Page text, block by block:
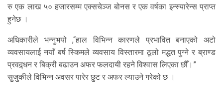
रु एक लाख ५० हजारसम्म एक्सचेञ्ज बोनस र एक वर्षका इन्स्यारेन्स प्राप्त
हुनेछ ।
अधिकारीले भन्नुभयो ,“हाल विभिन्न कारणले प्रभावित बनाएको अटो
व्यवसायलाई नयाँ बर्ष स्किमले व्यवसाय विस्तारमा ठूलो मद्धत पुग्ने र ब्राण्ड
प्रवद्र्धन र बिक्री बढाउन अफर फलदायी रहने विश्वास लिएका छौँ।”
सुजुकीले विभिन्न अवसर पारेर छुट र अफर ल्याउने गरेको छ ।